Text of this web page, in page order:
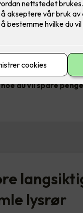
direktivet, som har
lysstoffrør avvikles.
har vært forbudt siden
må gjøre noe
du vil spare
lysrør